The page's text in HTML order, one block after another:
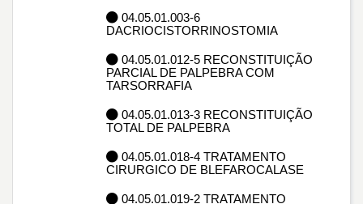
04.05.01.003-6
DACRIOCISTORRINOSTOMIA
04.05.01.012-5 RECONSTITUIÇÃO
PARCIAL DE PALPEBRA COM
TARSORRAFIA
04.05.01.013-3 RECONSTITUIÇÃO
TOTAL DE PALPEBRA
04.05.01.018-4 TRATAMENTO
CIRURGICO DE BLEFAROCALASE
04.05.01.019-2 TRATAMENTO